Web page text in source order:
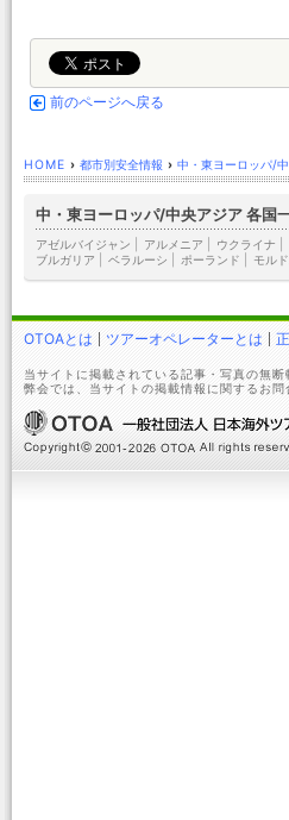
前のページへ戻る
HOME › 都市別安全情報 › 中・東ヨーロッパ/
中・東ヨーロッパ/中央アジア 各国
アゼルバイジャン アルメニア ウクライナ
ブルガリア
ベラルーシ ポーランド モル
OTOAとは ツアーオペレーターとは
当サイトに掲載されている記事・写真の無
弊会では、当サイトの掲載情報に関するお